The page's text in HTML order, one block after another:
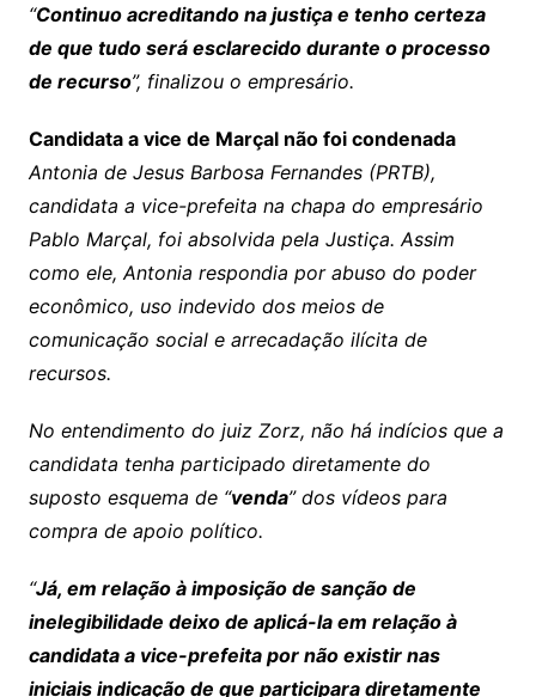
“Continuo acreditando na justiça e tenho certeza
de que tudo será esclarecido durante o processo
de recurso”, finalizou o empresário.
Candidata a vice de Marçal não foi condenada
Antonia de Jesus Barbosa Fernandes (PRTB),
candidata a vice-prefeita na chapa do empresário
Pablo Marçal, foi absolvida pela Justiça. Assim
como ele, Antonia respondia por abuso do poder
econômico, uso indevido dos meios de
comunicação social e arrecadação ilícita de
recursos.
No entendimento do juiz Zorz, não há indícios que a
candidata tenha participado diretamente do
suposto esquema de “venda” dos vídeos para
compra de apoio político.
“Já, em relação à imposição de sanção de
inelegibilidade deixo de aplicá-la em relação à
candidata a vice-prefeita por não existir nas
iniciais indicação de que participara diretamente